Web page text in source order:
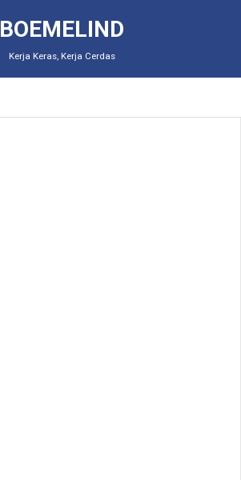
BOEMELIND
Kerja Keras, Kerja Cerdas